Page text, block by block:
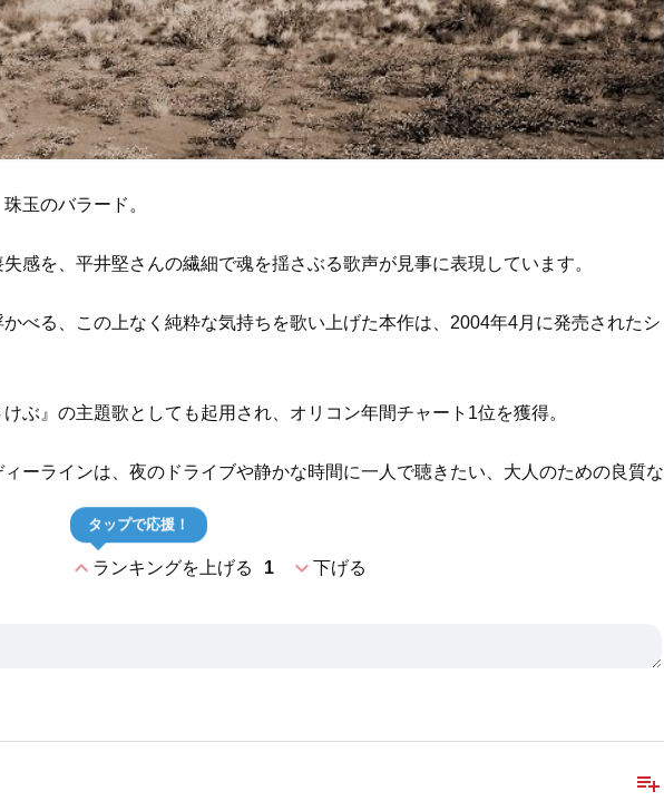
玉のバラード。
感を、平井堅さんの繊細で魂を揺さぶる歌声が見事に表現しています。
べる、この上なく純粋な気持ちを歌い上げた本作は、2004年4月に発売されたシ
ぶ』の主題歌としても起用され、オリコン年間チャート1位を獲得。
ーラインは、夜のドライブや静かな時間に一人で聴きたい、大人のための良質な
expand_lessランキングを上げる 1
タップで応援！
expand_more下げる
playlist_add